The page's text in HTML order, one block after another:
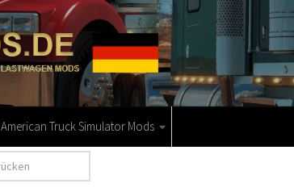
American Truck Simulator Mods